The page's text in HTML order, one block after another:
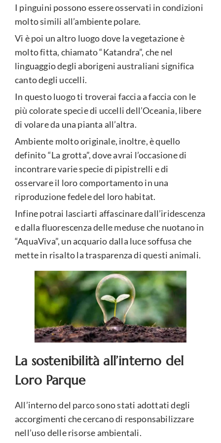
I pinguini possono essere osservati in condizioni
molto simili all’ambiente polare.
Vi è poi un altro luogo dove la vegetazione è
molto fitta, chiamato “Katandra”, che nel
linguaggio degli aborigeni australiani significa
canto degli uccelli.
In questo luogo ti troverai faccia a faccia con le
più colorate specie di uccelli dell’Oceania, libere
di volare da una pianta all’altra.
Ambiente molto originale, inoltre, è quello
definito “La grotta”, dove avrai l’occasione di
incontrare varie specie di pipistrelli e di
osservare il loro comportamento in una
riproduzione fedele del loro habitat.
Infine potrai lasciarti affascinare dall’iridescenza
e dalla fluorescenza delle meduse che nuotano in
“AquaViva”, un acquario dalla luce soffusa che
mette in risalto la trasparenza di questi animali.
La sostenibilità all’interno del
Loro Parque
All’interno del parco sono stati adottati degli
accorgimenti che cercano di responsabilizzare
nell’uso delle risorse ambientali.